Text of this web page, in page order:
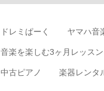
ドレミぱーく ヤマハ音
音楽を楽しむ3ヶ月レッスン
中古ピアノ 楽器レンタ